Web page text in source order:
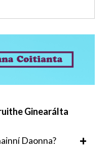
Ginearálta
Daonna?